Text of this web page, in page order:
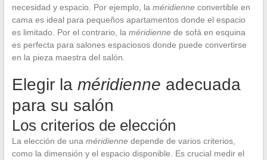
necesidad y espacio. Por ejemplo, la méridienneconvertible en
cama es ideal para pequeños apartamentos donde el espacio
es limitado. Por el contrario, la méridiennede sofá en esquina
es perfecta para salones espaciosos donde puede convertirse
en la pieza maestra del salón.
Elegir la méridienne adecuada
para su salón
Los criterios de elección
La elección de una méridiennedepende de varios criterios,
como la dimensión y el espacio disponible. Es crucial medir el